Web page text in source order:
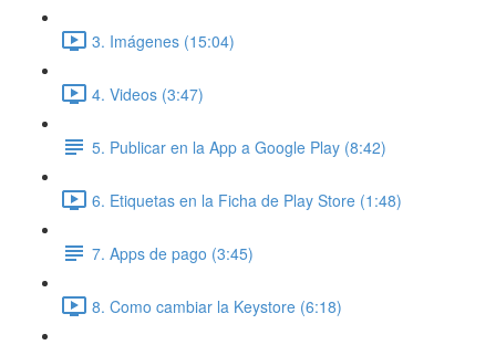
3. Imágenes (15:04)
4. Videos (3:47)
5. Publicar en la App a Google Play (8:42)
6. Etiquetas en la Ficha de Play Store (1:48)
7. Apps de pago (3:45)
8. Como cambiar la Keystore (6:18)